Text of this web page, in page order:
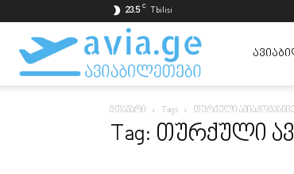
23.5 C Tbilisi
ავიაბილეთები
ყველაზე
მთავარი Tags თურქული
Tag: თურქული